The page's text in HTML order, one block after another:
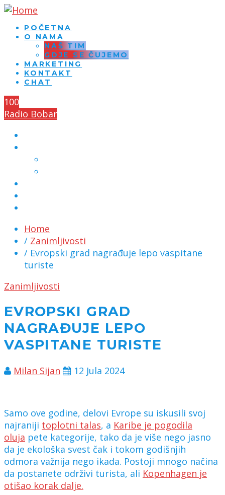
POČETNA
O NAMA
NAŠ TIM
GDJE SE ČUJEMO
MARKETING
KONTAKT
CHAT
100
Radio Bobar
Home
/ Zanimljivosti
/ Evropski grad nagrađuje lepo vaspitane
turiste
Zanimljivosti
EVROPSKI GRAD
NAGRAĐUJE LEPO
VASPITANE TURISTE
Milan Sijan 12 Jula 2024
Samo ove godine, delovi Evrope su iskusili svoj
najraniji toplotni talas, a Karibe je pogodila
oluja pete kategorije, tako da je više nego jasno
da je ekološka svest čak i tokom godišnjih
odmora važnija nego ikada. Postoji mnogo načina
da postanete održivi turista, ali Kopenhagen je
otišao korak dalje.